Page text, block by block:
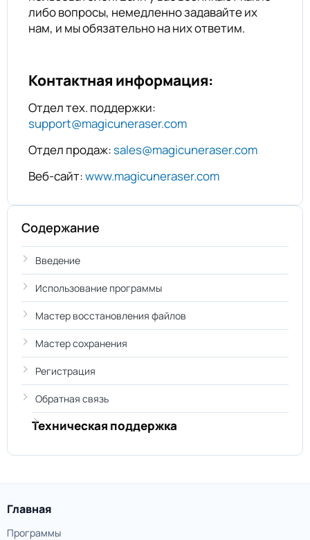
либо вопросы, немедленно задавайте их
нам, и мы обязательно на них ответим.
Контактная информация:
Отдел тех. поддержки:
support@magicuneraser.com
Отдел продаж:sales@magicuneraser.com
Веб-сайт:www.magicuneraser.com
Содержание
Введение
Использование программы
Мастер восстановления файлов
Мастер сохранения
Регистрация
Обратная связь
Техническая поддержка
Главная
Программы